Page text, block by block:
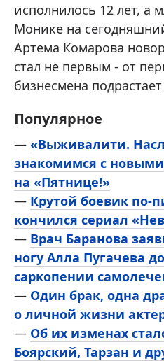
исполнилось 12 лет, а
Монике на
Артема Комарова
стал не первым - от
бизнесмена
Популярное
— «Выживалити.
знакомимся с
на «Пятнице!»
— Крутой боевик по-
кончился сериал
— Врач Баранова
ногу Алла Пугачева
саркопении
— Один брак, одна
о личной жизни
— Об их изменах
Боярский, Тарзан и